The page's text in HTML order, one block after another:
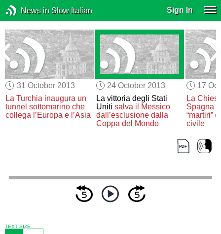
News in Slow Italian Sign In
31 October 2013
La Turchia inaugura un
tunnel sottomarino che
collega l’Europa e l’Asia
24 October 2013
La vittoria degli Stati
Uniti salva il Messico
dall’esclusione dalla
Coppa del Mondo
17
La
Spagna
“martiri”
civile
TEXT SIZE